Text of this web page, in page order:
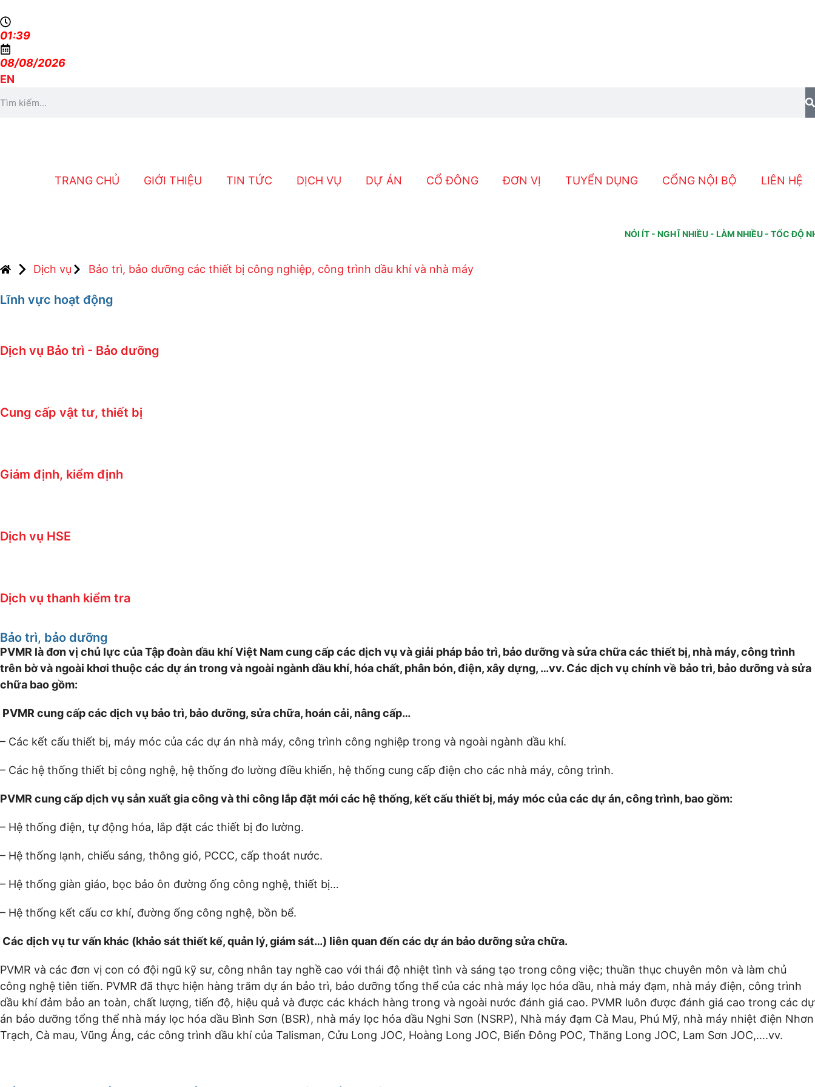
01:39
08/08/2026
EN
TRANG CHỦ GIỚI THIỆU TIN TỨC DỊCH VỤ DỰ ÁN CỔ ĐÔNG ĐƠN VỊ TUYỂN DỤNG CỔNG NỘI BỘ LIÊN HỆ
NÓI ÍT - NGHĨ NHIỀU - LÀM NHIỀU - TỐC ĐỘ
Dịch vụ Bảo trì, bảo dưỡng các thiết bị công nghiệp, công trình dầu khí và nhà máy
Lĩnh vực hoạt động
Dịch vụ Bảo trì - Bảo dưỡng
Cung cấp vật tư, thiết bị
Giám định, kiểm định
Dịch vụ HSE
Dịch vụ thanh kiểm tra
Bảo trì, bảo dưỡng
PVMR là đơn vị chủ lực của Tập đoàn dầu khí Việt Nam cung cấp các dịch vụ và giải pháp bảo trì, bảo dưỡng và sửa chữa các thiết bị, nhà máy, công trình
trên bờ và ngoài khơi thuộc các dự án trong và ngoài ngành dầu khí, hóa chất, phân bón, điện, xây dựng, …vv. Các dịch vụ chính về bảo trì, bảo dưỡng và sửa
chữa bao gồm:
PVMR cung cấp các dịch vụ bảo trì, bảo dưỡng, sửa chữa, hoán cải, nâng cấp…
– Các kết cấu thiết bị, máy móc của các dự án nhà máy, công trình công nghiệp trong và ngoài ngành dầu khí.
– Các hệ thống thiết bị công nghệ, hệ thống đo lường điều khiển, hệ thống cung cấp điện cho các nhà máy, công trình.
PVMR cung cấp dịch vụ sản xuất gia công và thi công lắp đặt mới các hệ thống, kết cấu thiết bị, máy móc của các dự án, công trình, bao gồm:
– Hệ thống điện, tự động hóa, lắp đặt các thiết bị đo lường.
– Hệ thống lạnh, chiếu sáng, thông gió, PCCC, cấp thoát nước.
– Hệ thống giàn giáo, bọc bảo ôn đường ống công nghệ, thiết bị…
– Hệ thống kết cấu cơ khí, đường ống công nghệ, bồn bể.
Các dịch vụ tư vấn khác (khảo sát thiết kế, quản lý, giám sát…) liên quan đến các dự án bảo dưỡng sửa chữa.
PVMR và các đơn vị con có đội ngũ kỹ sư, công nhân tay nghề cao với thái độ nhiệt tình và sáng tạo trong công việc; thuần thục chuyên môn và làm chủ
công nghệ tiên tiến. PVMR đã thực hiện hàng trăm dự án bảo trì, bảo dưỡng tổng thể của các nhà máy lọc hóa dầu, nhà máy đạm, nhà máy điện, công trình
dầu khí đảm bảo an toàn, chất lượng, tiến độ, hiệu quả và được các khách hàng trong và ngoài nước đánh giá cao. PVMR luôn được đánh giá cao trong các dự
án bảo dưỡng tổng thể nhà máy lọc hóa dầu Bình Sơn (BSR), nhà máy lọc hóa dầu Nghi Sơn (NSRP), Nhà máy đạm Cà Mau, Phú Mỹ, nhà máy nhiệt điện Nhơn
Trạch, Cà mau, Vũng Áng, các công trình dầu khí của Talisman, Cửu Long JOC, Hoàng Long JOC, Biển Đông POC, Thăng Long JOC, Lam Sơn JOC,….vv.